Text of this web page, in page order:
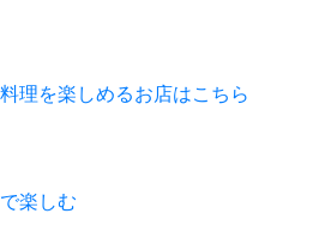
理を楽しめるお店はこちら
楽しむ